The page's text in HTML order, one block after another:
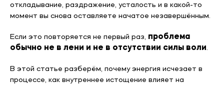
откладывание, раздражение, усталость и в какой-то
момент вы снова оставляете начатое незавершённым.
Если это повторяется не первый раз, проблема
обычно не в лени и не в отсутствии силы воли.
В этой статье разберём, почему энергия исчезает в
процессе, как внутреннее истощение влияет на